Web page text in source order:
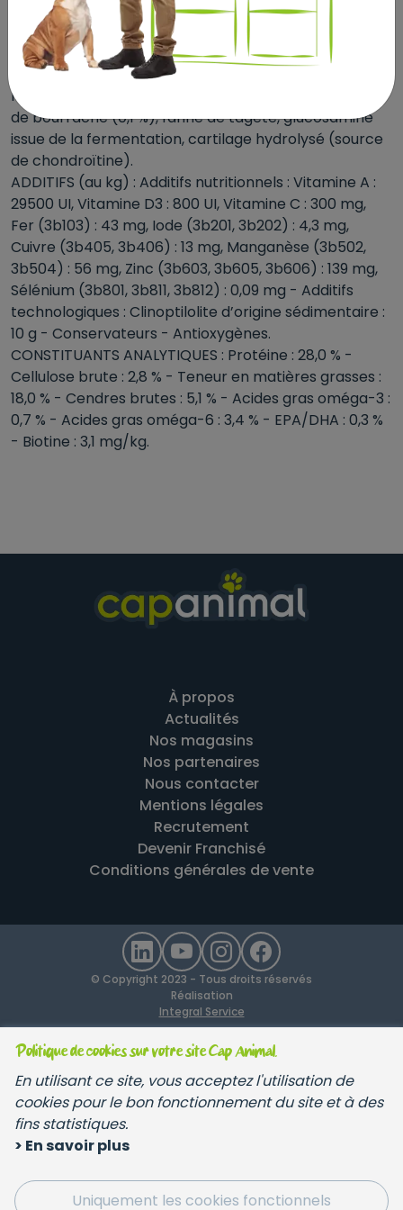
Politique de cookies sur votre site Cap Animal.
En utilisant ce site, vous acceptez l'utilisation de
cookies pour le bon fonctionnement du site et à des
fins statistiques.
> En savoir plus
Uniquement les cookies fonctionnels
hydrolysées, fibres végétales, pulpe de betterave,
substances minérales (dont triphosphate
pentasodique (0,35 %)), huile de poissons, huile de
soja, produits de levures, fructo-oligosaccharides,
levures (source de mannan-oligosaccharides), huile
de bourrache (0,1 %), farine de tagète, glucosamine
issue de la fermentation, cartilage hydrolysé (source
de chondroïtine).
ADDITIFS (au kg) : Additifs nutritionnels : Vitamine A :
29500 UI, Vitamine D3 : 800 UI, Vitamine C : 300 mg,
Fer (3b103) : 43 mg, Iode (3b201, 3b202) : 4,3 mg,
Cuivre (3b405, 3b406) : 13 mg, Manganèse (3b502,
3b504) : 56 mg, Zinc (3b603, 3b605, 3b606) : 139 mg,
Sélénium (3b801, 3b811, 3b812) : 0,09 mg - Additifs
technologiques : Clinoptilolite d’origine sédimentaire :
10 g - Conservateurs - Antioxygènes.
CONSTITUANTS ANALYTIQUES : Protéine : 28,0 % -
Cellulose brute : 2,8 % - Teneur en matières grasses :
18,0 % - Cendres brutes : 5,1 % - Acides gras oméga-3 :
0,7 % - Acides gras oméga-6 : 3,4 % - EPA/DHA : 0,3 %
- Biotine : 3,1 mg/kg.
À propos
Actualités
Nos magasins
Nos partenaires
Nous contacter
Mentions légales
Recrutement
Devenir Franchisé
Conditions générales de vente
© Copyright 2023 - Tous droits réservés
Réalisation
Integral Service